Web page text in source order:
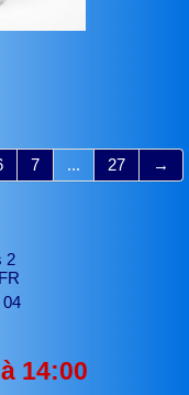
7 ... 27 →
2
04
14:00